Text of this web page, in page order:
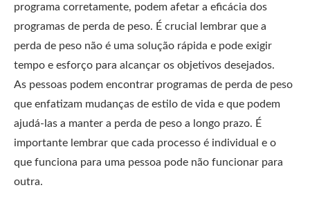
programa corretamente, podem afetar a eficácia dos
programas de perda de peso. É crucial lembrar que a
perda de peso não é uma solução rápida e pode exigir
tempo e esforço para alcançar os objetivos desejados.
As pessoas podem encontrar programas de perda de peso
que enfatizam mudanças de estilo de vida e que podem
ajudá-las a manter a perda de peso a longo prazo. É
importante lembrar que cada processo é individual e o
que funciona para uma pessoa pode não funcionar para
outra.